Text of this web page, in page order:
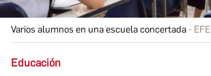
Varios alumnos en una escuela concertada EFE
Educación